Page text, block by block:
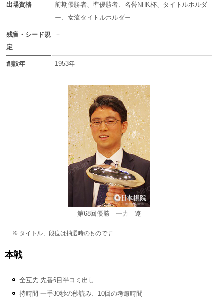
出場資格
前期優勝者、準優勝者、名誉NHK杯、タイトルホルダ
ー、女流タイトルホルダー
残留・シード規
定
－
創設年 1953年
第68回優勝 一力 遼
※ タイトル、段位は抽選時のものです
本戦
全互先 先番6目半コミ出し
持時間 一手30秒の秒読み、10回の考慮時間